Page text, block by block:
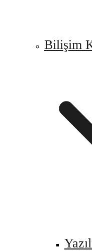
Bilişim